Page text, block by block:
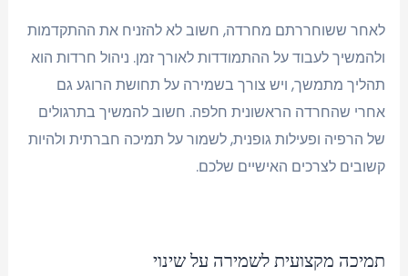
לאחר ששוחררתם מחרדה, חשוב לא להזניח את ההתקדמות
ולהמשיך לעבוד על ההתמודדות לאורך זמן. ניהול חרדות הוא
תהליך מתמשך, ויש צורך בשמירה על תחושת הרוגע גם
אחרי שהחרדה הראשונית חלפה. חשוב להמשיך בתרגולים
של הרפיה ופעילות גופנית, לשמור על תמיכה חברתית ולהיות
קשובים לצרכים האישיים שלכם.
תמיכה מקצועית לשמירה על שינוי